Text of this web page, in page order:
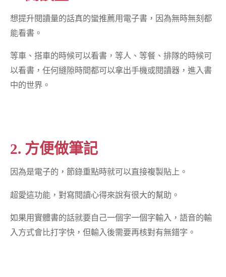
想提升閱讀量的話真的蠻推薦用電子書，因為無時無刻都
能看書。
等車、搭車的時候可以看書，等人、等餐、排隊的時候可
以看書，任何縫隙時間都可以拿出手機或閱讀器，進入書
中的世界。
2. 方便做筆記
因為是電子的，節錄重點時就可以直接複製貼上。
超愛這功能，對寫閱讀心得來說有很大的幫助。
如果用實體書的話就要自己一個字一個字輸入，語音的輸
入方式會比打字快，但輸入後需要再核對有無錯字。